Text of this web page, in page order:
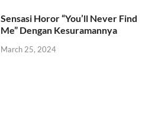
Sensasi Horor “You’ll Never Find
Me” Dengan Kesuramannya
March 25, 2024